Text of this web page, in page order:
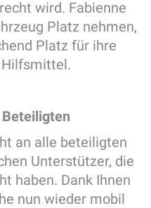
wird. Fabienne
Platz nehmen,
Platz für ihre
an alle beteiligten
Unterstützer, die
haben. Dank Ihnen
nun wieder mobil